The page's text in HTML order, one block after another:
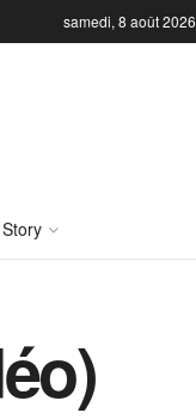
samedi, 8 août 2026